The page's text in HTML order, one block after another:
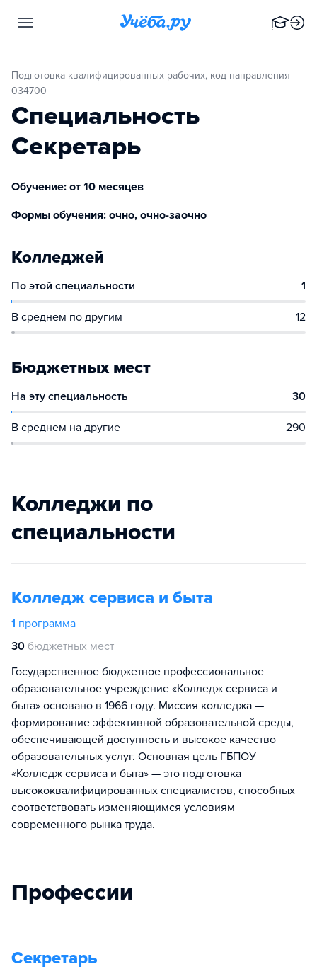
Подготовка квалифицированных рабочих, код направления
034700
Специальность
Секретарь
Обучение: от 10 месяцев
Формы обучения: очно, очно-заочно
Колледжей
По этой специальности 1
В среднем по другим 12
Бюджетных мест
На эту специальность 30
В среднем на другие 290
Колледжи по
специальности
Колледж сервиса и быта
1 программа
30 бюджетных мест
Государственное бюджетное профессиональное
образовательное учреждение «Колледж сервиса и
быта» основано в 1966 году. Миссия колледжа —
формирование эффективной образовательной среды,
обеспечивающей доступность и высокое качество
образовательных услуг. Основная цель ГБПОУ
«Колледж сервиса и быта» — это подготовка
высококвалифицированных специалистов, способных
соответствовать изменяющимся условиям
современного рынка труда.
Профессии
Секретарь